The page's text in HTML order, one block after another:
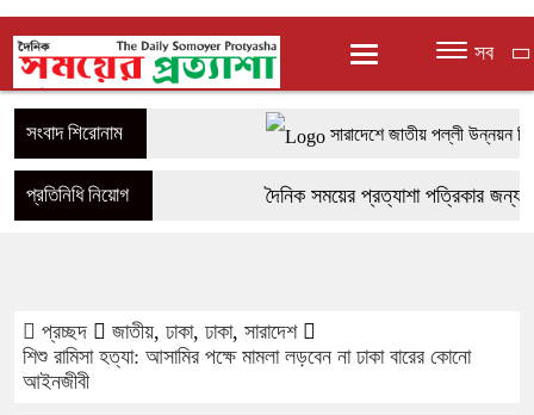
সব
সংবাদ শিরোনাম সারাদেশে জাতীয় পল্লী উন্নয়ন
সাতক্ষীরার শ্যামনগরে দুই সংখ্যালঘু
মোবাইল চার্জ দিতে গিয়ে কিশোরীর
প্রতিনিধি নিয়োগ দৈনিক সময়ের প্রত্যাশা পত্রিকার জন্য
প্রচ্ছদ
জাতীয়, ঢাকা, ঢাকা, সারাদেশ
শিশু রামিসা হত্যা: আসামির পক্ষে মামলা লড়বেন না ঢাকা বারের কোনো
আইনজীবী